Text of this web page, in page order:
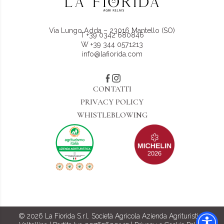
CONTATTI
PRIVACY POLICY
WHISTLEBLOWING
Via Lungo Adda – 23016 Mantello (SO)
T+39 0342 680846
W +39 344 0571213
info@lafiorida.com
© 2026 La Fiorida S.r.l. Società Agricola Azienda Agrituristica